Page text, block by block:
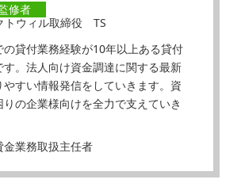
修者
トウィル取締役 TS
の貸付業務経験が10年以上ある貸付
す。法人向け資金調達に関する最新
やすい情報発信をしていきます。資
の企業様向けを全力で支えていき
業務取扱主任者